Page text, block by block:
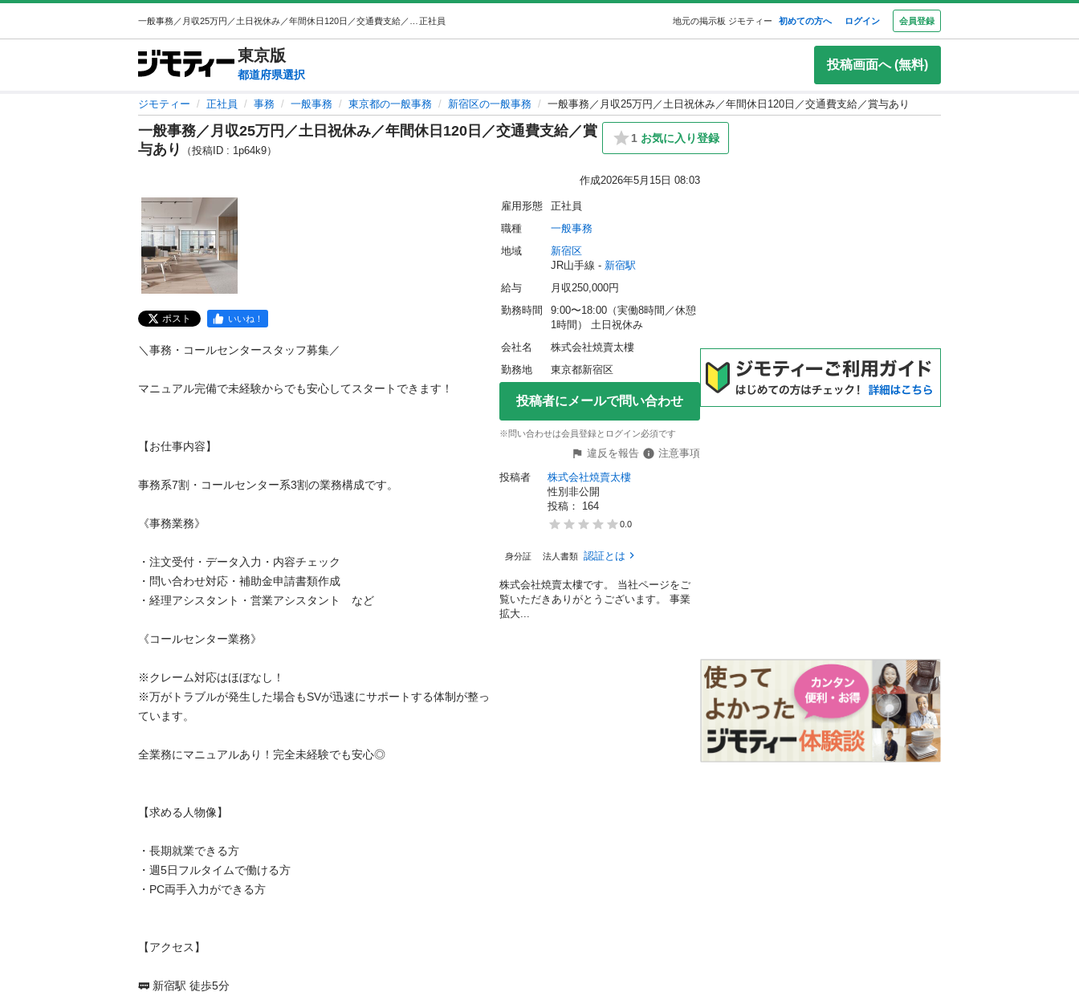
正社員 地元の掲示板 ジモティー 初めての方へ ログイン 会員登録
東京版
都道府県選択
投稿画面へ (無料)
ジモティー 正社員 事務 一般事務 東京都の一般事務 新宿区の一般事務 一般事務／月収25万円／土日祝休み／年間休日120日／交通費支給／賞与あり
一般事務／月収25万円／土日祝休み／年間休日120日／交通費支給／賞
与あり
（投稿ID : 1p64k9）
1 お気に入り登録
作成2026年5月15日 08:03
ポスト いいね！
＼事務・コールセンタースタッフ募集／
マニュアル完備で未経験からでも安心してスタートできます！
【お仕事内容】
事務系7割・コールセンター系3割の業務構成です。
《事務業務》
・注文受付・データ入力・内容チェック
・問い合わせ対応・補助金申請書類作成
・経理アシスタント・営業アシスタント　など
《コールセンター業務》
※クレーム対応はほぼなし！
※万がトラブルが発生した場合もSVが迅速にサポートする体制が整っ
ています。
全業務にマニュアルあり！完全未経験でも安心◎
【求める人物像】
・長期就業できる方
・週5日フルタイムで働ける方
・PC両手入力ができる方
【アクセス】
🚃 新宿駅 徒歩5分
雇用形態
正社員
職種
一般事務
地域
新宿区
JR山手線 - 新宿駅
給与
月収250,000円
勤務時間
9:00〜18:00（実働8時間／休憩
1時間） 土日祝休み
会社名
株式会社焼賣太樓
勤務地
東京都新宿区
投稿者にメールで問い合わせ
※問い合わせは会員登録とログイン必須です
違反を報告
注意事項
投稿者
株式会社焼賣太樓
性別非公開
投稿： 164
0.0
身分証 法人書類 認証とは
株式会社焼賣太樓です。 当社ページをご
覧いただきありがとうございます。 事業
拡大...